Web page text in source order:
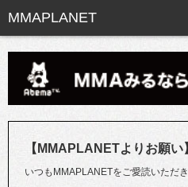
【MMAPLANETよりお願い
いつもMMAPLANETをご愛読いただ